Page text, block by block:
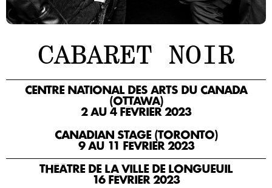
o
n
5
r
m
o
CABARET NOIR
CENTRE NATIONAL DES ARTS DU CANADA
(OTTAWA)
2 AU 4 FÉVRIER 2023
CANADIAN STAGE (TORONTO)
9 AU 11 FÉVRIER 2023
THÉÂTRE DE LA VILLE DE LONGUEUIL
16 FÉVRIER 2023